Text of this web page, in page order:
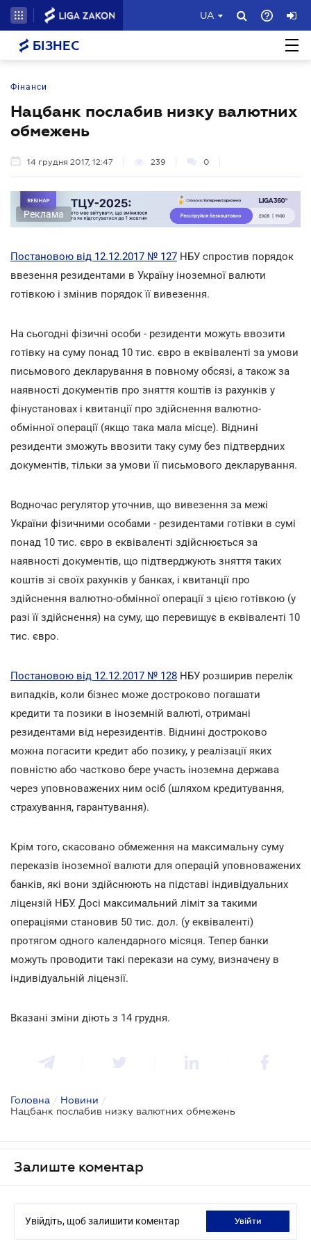
UA
БІЗНЕС
Фінанси
Нацбанк послабив низку валютних
обмежень
14 грудня 2017, 12:47 239 0
Реклама
Постановою від 12.12.2017 № 127 НБУ спростив порядок
ввезення резидентами в Україну іноземної валюти
готівкою і змінив порядок її вивезення.
На сьогодні фізичні особи - резиденти можуть ввозити
готівку на суму понад 10 тис. євро в еквіваленті за умови
письмового декларування в повному обсязі, а також за
наявності документів про зняття коштів із рахунків у
фінустановах і квитанції про здійснення валютно-
обмінної операції (якщо така мала місце). Віднині
резиденти зможуть ввозити таку суму без підтвердних
документів, тільки за умови її письмового декларування.
Водночас регулятор уточнив, що вивезення за межі
України фізичними особами - резидентами готівки в сумі
понад 10 тис. євро в еквіваленті здійснюється за
наявності документів, що підтверджують зняття таких
коштів зі своїх рахунків у банках, і квитанції про
здійснення валютно-обмінної операції з цією готівкою (у
разі її здійснення) на суму, що перевищує в еквіваленті 10
тис. євро.
Постановою від 12.12.2017 № 128 НБУ розширив перелік
випадків, коли бізнес може достроково погашати
кредити та позики в іноземній валюті, отримані
резидентами від нерезидентів. Віднині достроково
можна погасити кредит або позику, у реалізації яких
повністю або частково бере участь іноземна держава
через уповноважених ним осіб (шляхом кредитування,
страхування, гарантування).
Крім того, скасовано обмеження на максимальну суму
переказів іноземної валюти для операцій уповноважених
банків, які вони здійснюють на підставі індивідуальних
ліцензій НБУ. Досі максимальний ліміт за такими
операціями становив 50 тис. дол. (у еквіваленті)
протягом одного календарного місяця. Тепер банки
можуть проводити такі перекази на суму, визначену в
індивідуальній ліцензії.
Вказані зміни діють з 14 грудня.
Головна / Новини /
Нацбанк послабив низку валютних обмежень
Залиште коментар
Увійдіть, щоб залишити коментар увійти